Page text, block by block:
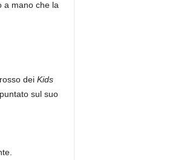
a mano che la
dei Kids
sul suo